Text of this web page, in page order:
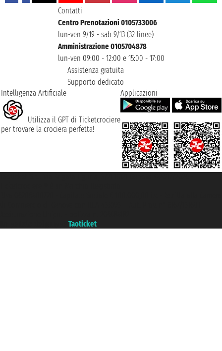
Contatti
Centro Prenotazioni 0105733006
lun-ven 9/19 - sab 9/13 (32 linee)
Amministrazione 0105704878
lun-ven 09:00 - 12:00 e 15:00 - 17:00
Assistenza gratuita
Supporto dedicato
Intelligenza Artificiale
Utilizza il GPT di Ticketcrociere
per trovare la crociera perfetta!
Applicazioni
Taoticket